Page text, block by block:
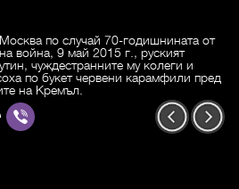
по случай 70-годишнината от
война, 9 май 2015 г., руският
чуждестранните му колеги и
по букет червени карамфили пред
на Кремъл.